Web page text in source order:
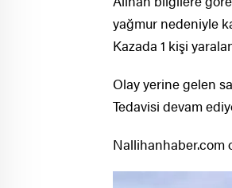
yağmur nedeniyle
Kazada 1 kişi
Olay yerine gelen
Tedavisi devam
Nallihanhaber.com